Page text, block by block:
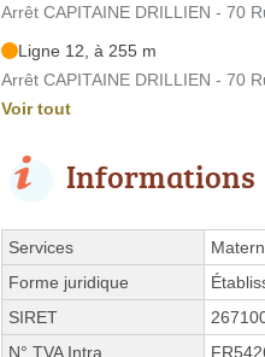
Arrêt CAPITAINE DRILLIEN - 70
Ligne 12, à 255 m
Arrêt CAPITAINE DRILLIEN - 70
Voir tout
Informations
Services
Forme juridique
SIRET
N° TVA Intra.